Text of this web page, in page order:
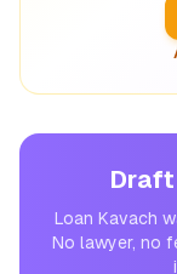
Draft
Loan Kavach
No lawyer, no